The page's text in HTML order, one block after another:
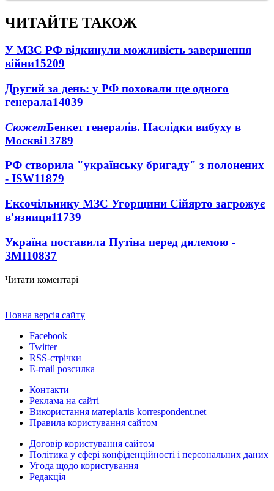
ЧИТАЙТЕ ТАКОЖ
У МЗС РФ відкинули можливість завершення
війни15209
Другий за день: у РФ поховали ще одного
генерала14039
СюжетБенкет генералів. Наслідки вибуху в
Москві13789
РФ створила "українську бригаду" з полонених
- ISW11879
Ексочільнику МЗС Угорщини Сійярто загрожує
в'язниця11739
Україна поставила Путіна перед дилемою -
ЗМІ10837
Читати коментарі
Повна версія сайту
Facebook
Twitter
RSS-стрічки
E-mail розсилка
Контакти
Реклама на сайті
Використання матеріалів korrespondent.net
Правила користування сайтом
Договір користування сайтом
Політика у сфері конфіденційності і персональних даних
Угода щодо користування
Редакція